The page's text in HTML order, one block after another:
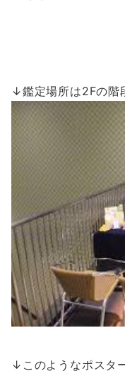
↓鑑定場所は2Fの階
↓このようなポスタ